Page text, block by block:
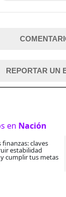
REPORTAR UN
en Nación
claves
estabilidad
cumplir tus metas